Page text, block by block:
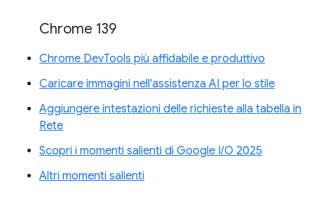
Chrome 139
Chrome DevTools più affidabile e produttivo
Caricare immagini nell'assistenza AI per lo stile
Aggiungere intestazioni delle richieste alla tabella in
Rete
Scopri i momenti salienti di Google I/O 2025
Altri momenti salienti